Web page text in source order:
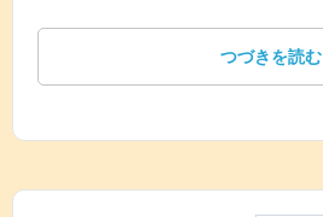
つづきを読む